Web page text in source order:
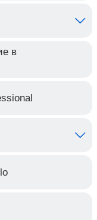
в